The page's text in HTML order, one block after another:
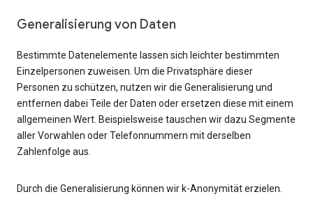
Generalisierung von Daten
Bestimmte Datenelemente lassen sich leichter bestimmten
Einzelpersonen zuweisen. Um die Privatsphäre dieser
Personen zu schützen, nutzen wir die Generalisierung und
entfernen dabei Teile der Daten oder ersetzen diese mit einem
allgemeinen Wert. Beispielsweise tauschen wir dazu Segmente
aller Vorwahlen oder Telefonnummern mit derselben
Zahlenfolge aus.
Durch die Generalisierung können wir k-Anonymität erzielen.